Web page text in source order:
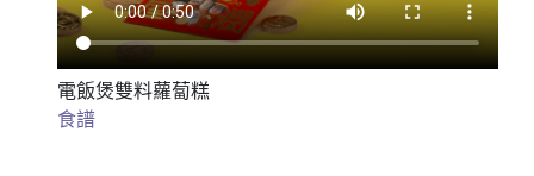
電飯煲雙料蘿蔔糕
食譜